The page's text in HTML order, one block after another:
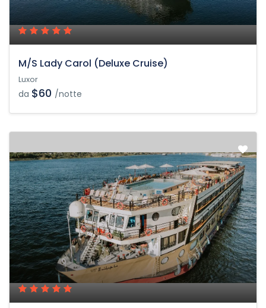
M/S Lady Carol (Deluxe Cruise)
Luxor
da $60 /notte